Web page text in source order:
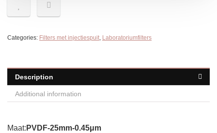
Categories: Filters met injectiespuit, Laboratoriumfilters
Description
Additional information
Maat: PVDF-25mm-0.45μm